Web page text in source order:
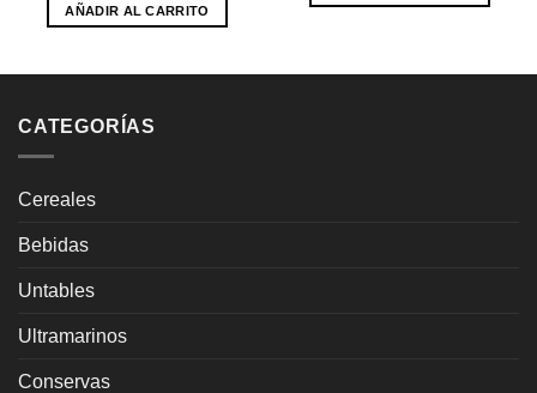
AÑADIR AL CARRITO
CATEGORÍAS
Cereales
Bebidas
Untables
Ultramarinos
Conservas